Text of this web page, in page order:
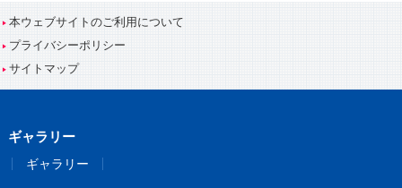
本ウェブサイトのご利用について
プライバシーポリシー
サイトマップ
ギャラリー
ギャラリー